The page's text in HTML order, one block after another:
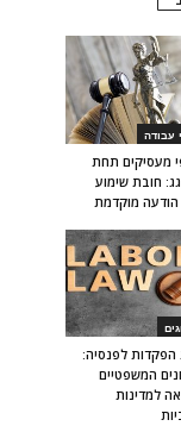
עבודה
מעסיקים תחת
חובת שימוע
הודעה מוקדמת
הפקדות לפנסיה:
המשפטיים
למדינות